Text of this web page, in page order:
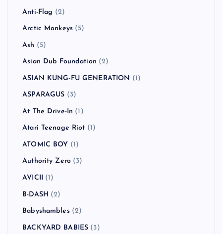
Anti-Flag (2)
Arctic Monkeys (5)
Ash (5)
Asian Dub Foundation (2)
ASIAN KUNG-FU GENERATION (1)
ASPARAGUS (3)
At The Drive-In (1)
Atari Teenage Riot (1)
ATOMIC BOY (1)
Authority Zero (3)
AVICII (1)
B-DASH (2)
Babyshambles(2)
BACKYARD BABIES (3)